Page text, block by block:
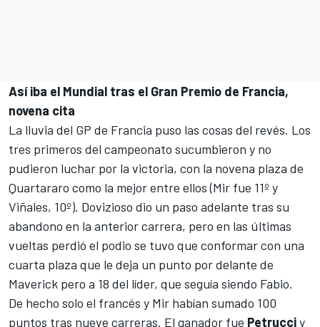
Así iba el Mundial tras el Gran Premio de Francia,
novena cita
La lluvia del GP de Francia puso las cosas del revés. Los
tres primeros del campeonato sucumbieron y no
pudieron luchar por la victoria, con la novena plaza de
Quartararo como la mejor entre ellos (Mir fue 11º y
Viñales, 10º). Dovizioso dio un paso adelante tras su
abandono en la anterior carrera, pero en las últimas
vueltas perdió el podio se tuvo que conformar con una
cuarta plaza que le deja un punto por delante de
Maverick pero a 18 del líder, que seguía siendo Fabio.
De hecho solo el francés y Mir habían sumado 100
puntos tras nueve carreras. El ganador fue Petrucciy